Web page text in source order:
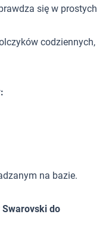
się w prostych
codziennych,
na bazie.
Swarovski do